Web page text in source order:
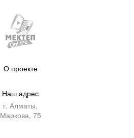
О проекте
Наш адрес
г. Алматы,
Маркова, 75